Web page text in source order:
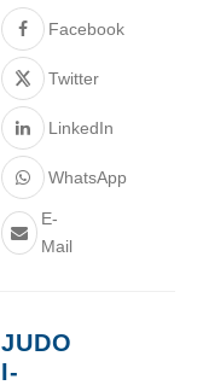
Facebook
Twitter
LinkedIn
WhatsApp
E-
Mail
JUDO
I-